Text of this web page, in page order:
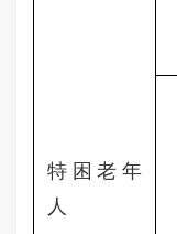
特困老年
人